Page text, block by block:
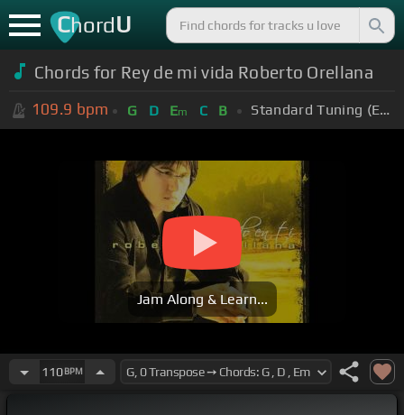
ChordU
Chords for Rey de mi vida Roberto Orellana
109.9 bpm G D Em C B Standard Tuning (EADGBE)
Jam Along & Learn...
110BPM